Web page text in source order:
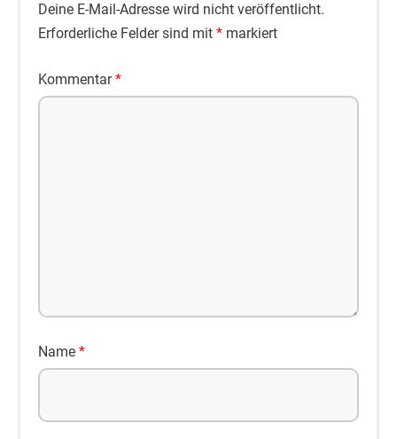
Deine E-Mail-Adresse wird nicht veröffentlicht.
Erforderliche Felder sind mit * markiert
Kommentar*
Name *